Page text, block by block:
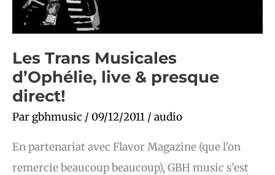
Les Trans Musicales
d’Ophélie, live & presque
direct!
Par gbhmusic / 09/12/2011 / audio
En partenariat avec Flavor Magazine (que l’on
remercie beaucoup beaucoup), GBH music s’est